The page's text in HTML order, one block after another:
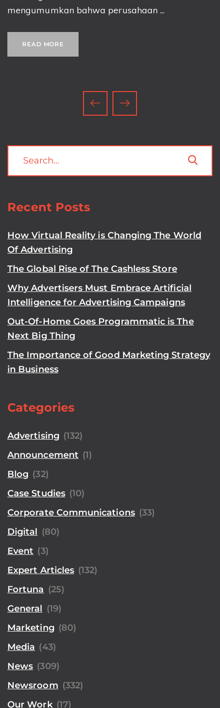
mengumumkan bahwa perusahaan ...
READ MORE
Recent Posts
How Virtual Reality is Changing The World
Of Advertising
The Global Rise of The Cashless Store
Why Advertisers Must Embrace Artificial
Intelligence for Advertising Campaigns
Out-Of-Home Goes Programmatic is The
Next Big Thing
The Importance of Good Marketing Strategy
in Business
Categories
Advertising (132)
Announcement (1)
Blog (32)
Case Studies (10)
Corporate Communications (33)
Digital (80)
Event (3)
Expert Articles (132)
Fortuna (25)
General (19)
Marketing (80)
Media (43)
News (309)
Newsroom (332)
Our Work (17)